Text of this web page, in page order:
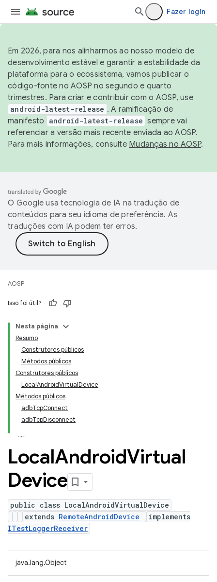
Fazer login
Em 2026, para nos alinharmos ao nosso modelo de
desenvolvimento estável e garantir a estabilidade da
plataforma para o ecossistema, vamos publicar o
código-fonte no AOSP no segundo e quarto
trimestres. Para criar e contribuir com o AOSP, use
android-latest-release . A ramificação de
manifesto
android-latest-release sempre vai
referenciar a versão mais recente enviada ao AOSP.
Para mais informações, consulte Mudanças no AOSP.
O Google usa tecnologia de IA na tradução de
conteúdos para seu idioma de preferência. As
traduções com IA podem ter erros.
AOSP
Isso foi útil?
Nesta página
Resumo
Construtores públicos
Métodos públicos
Construtores públicos
LocalAndroidVirtualDevice
Métodos públicos
adbTcpConnect
adbTcpDisconnect
LocalAndroidVirtual
Device
public class LocalAndroidVirtualDevice
extends RemoteAndroidDevice
implements
ITestLoggerReceiver
java.lang.Object